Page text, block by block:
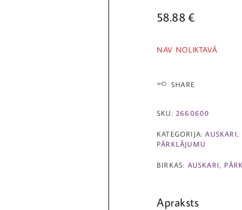
58.88€
NAV NOLIKTAVĀ
SHARE
SKU: 2660600
KATEGORIJA:AUSKARI ,
PĀRKLĀJUMU
BIRKAS: AUSKARI
Apraksts